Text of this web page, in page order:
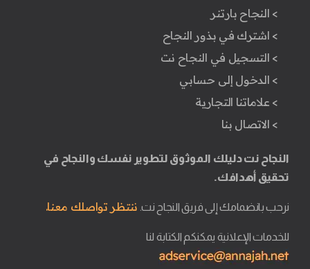
> النجاح بارتنر
> اشترك في بذور النجاح
> التسجيل في النجاح نت
> الدخول إلى حسابي
> علاماتنا التجارية
> الاتصال بنا
النجاح نت دليلك الموثوق لتطوير نفسك والنجاح في
تحقيق أهدافك.
نرحب بانضمامك إلى فريق النجاح نت. ننتظر تواصلك معنا.
للخدمات الإعلانية يمكنكم الكتابة لنا